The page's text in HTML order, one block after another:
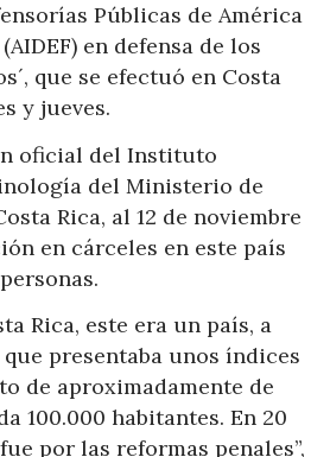
Públicas de América
en defensa de los
que se efectuó en Costa
y jueves.
oficial del Instituto
del Ministerio de
Rica, al 12 de noviembre
en cárceles en este país
Rica, este era un país, a
presentaba unos índices
de aproximadamente de
100.000 habitantes. En 20
por las reformas penales”,